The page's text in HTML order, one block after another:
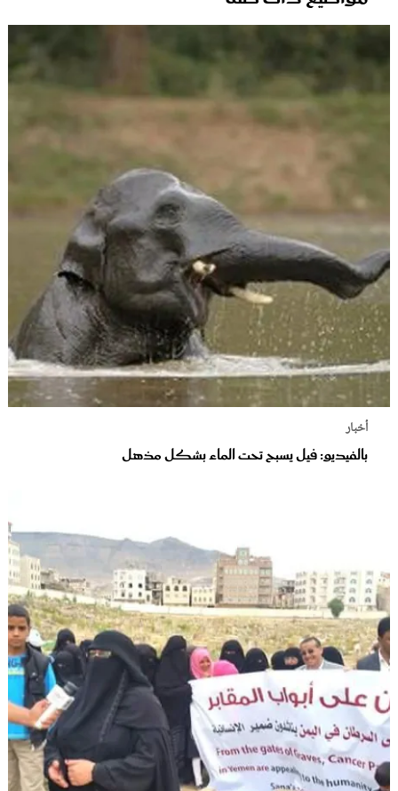
أخبار
بالفيديو: فيل يسبح تحت الماء بشكل مذهل